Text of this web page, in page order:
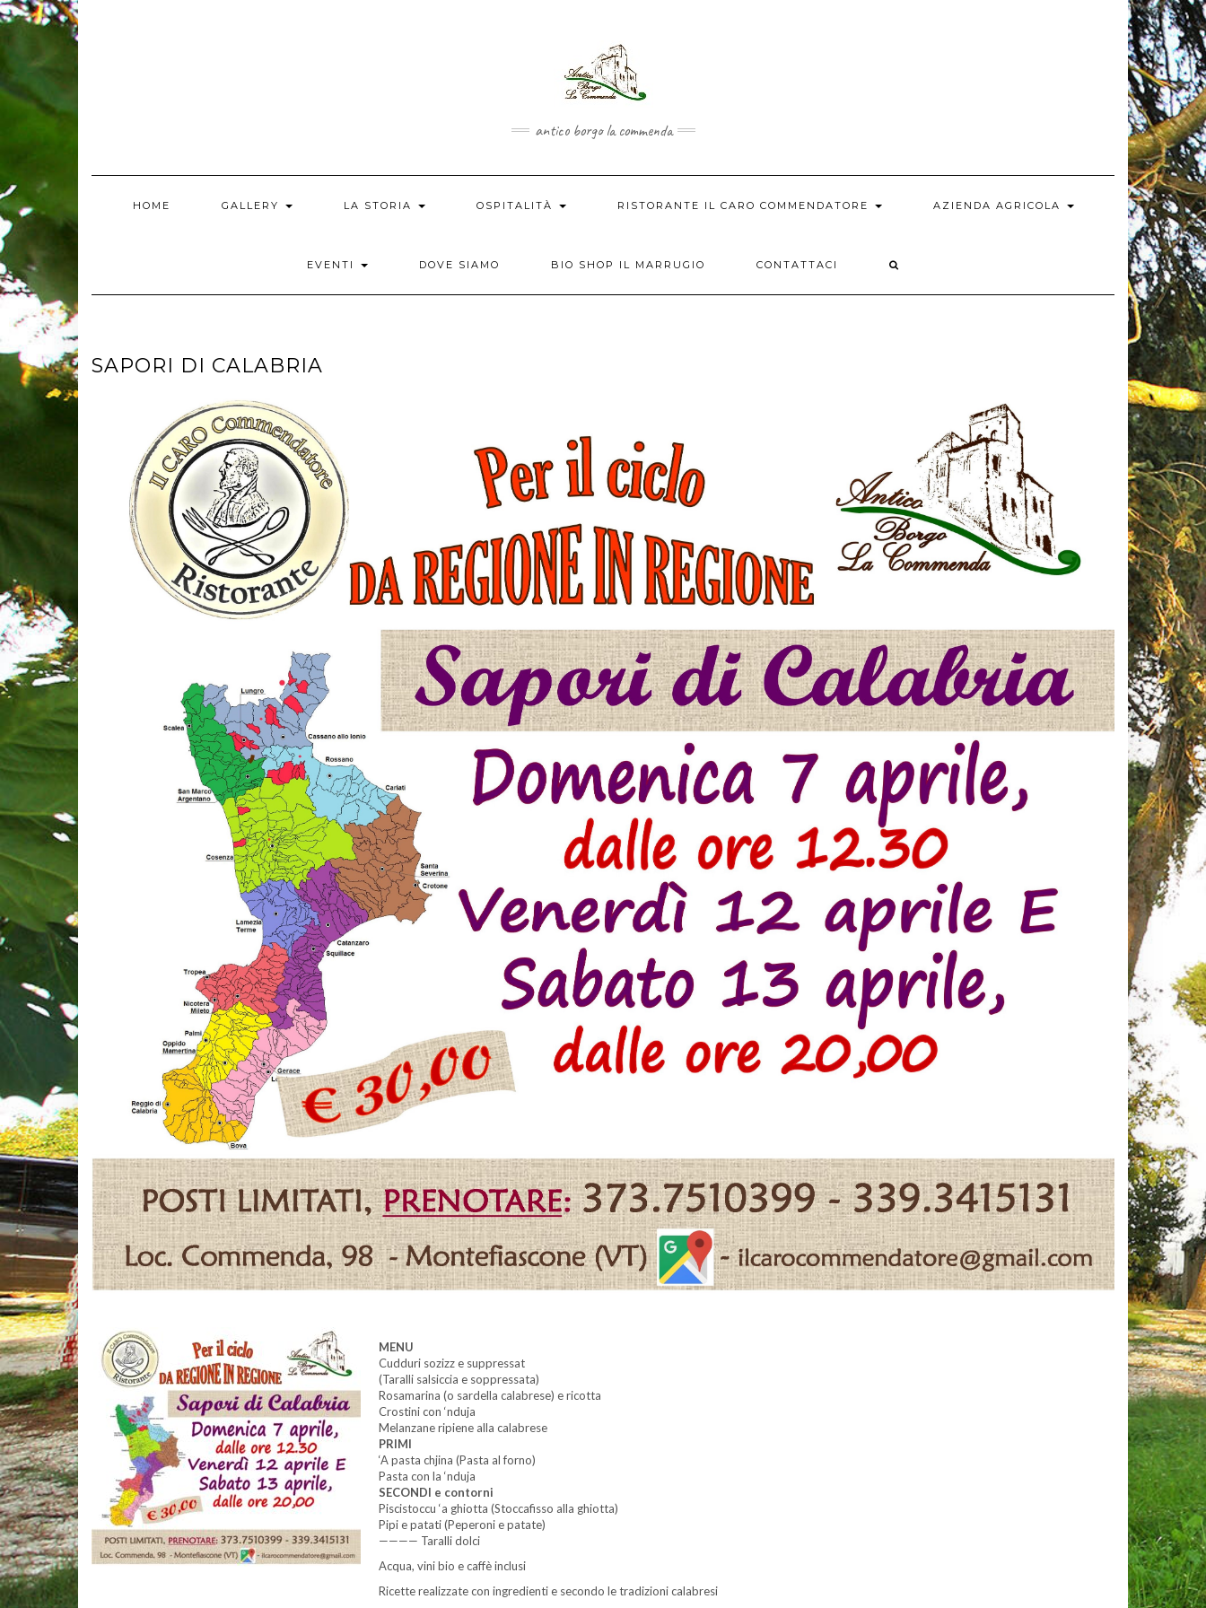
Skip
to
antico borgo la commenda
HOME GALLERY LA STORIA OSPITALITÀ RISTORANTE IL CARO COMMENDATORE AZIENDA AGRICOLA
EVENTI DOVE SIAMO BIO SHOP IL MARRUGIO CONTATTACI
SAPORI DI CALABRIA
MENU
Cudduri sozizz e suppressat
(Taralli salsiccia e soppressata)
Rosamarina (o sardella calabrese) e ricotta
Crostini con ‘nduja
Melanzane ripiene alla calabrese
PRIMI
‘A pasta chjina (Pasta al forno)
Pasta con la ‘nduja
SECONDI e contorni
Piscistoccu ‘a ghiotta (Stoccafisso alla ghiotta)
Pipi e patati (Peperoni e patate)
———— Taralli dolci
Acqua, vini bio e caffè inclusi
Ricette realizzate con ingredienti e secondo le tradizioni calabresi